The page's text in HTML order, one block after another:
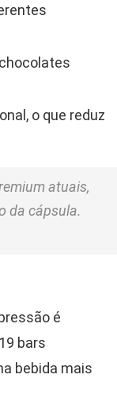
o que reduz
atuais,
da cápsula.
é
bars
bebida mais